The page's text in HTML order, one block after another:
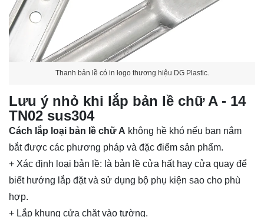
Thanh bản lề có in logo thương hiệu DG Plastic.
Lưu ý nhỏ khi lắp bản lề chữ A - 14
TN02 sus304
Cách lắp loại bản lề chữ A không hề khó nếu bạn nắm
bắt được các phương pháp và đặc điểm sản phẩm.
+ Xác định loại bản lề: là bản lề cửa hất hay cửa quay để
biết hướng lắp đặt và sử dụng bộ phụ kiện sao cho phù
hợp.
+ Lắp khung cửa chặt vào tường.